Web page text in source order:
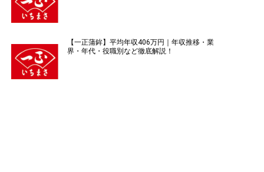
【一正蒲鉾】平均年収406万円｜年収推移・業
界・年代・役職別など徹底解説！